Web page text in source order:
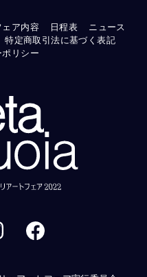
ェア内容 日程表
ニュース
特定商取引法に基づく表記
リシー